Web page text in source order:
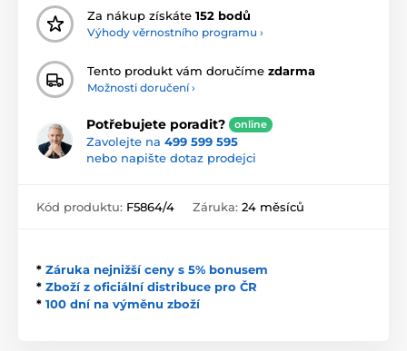
Za nákup získáte 152 bodů
Výhody věrnostního programu ›
Tento produkt vám doručíme zdarma
Možnosti doručení ›
Potřebujete poradit? online
Zavolejte na 499 599 595
nebo napište dotaz prodejci
Kód produktu: F5864/4 Záruka: 24 měsíců
* Záruka nejnižší ceny s 5% bonusem
* Zboží z oficiální distribuce pro ČR
* 100 dní na výměnu zboží